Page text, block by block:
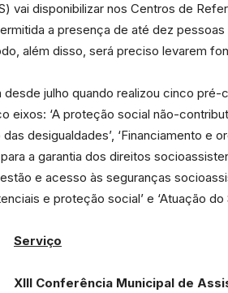
Notícias
vai disponibilizar nos Centros de
a presença de até dez
além disso, será preciso levarem
julho quando realizou cinco
eixos: ‘A proteção social não-
desigualdades’, ‘Financiamento
a garantia dos direitos
e acesso às seguranças
e proteção social’ e ‘Atuação
Serviço
XIII Conferência Municipal de